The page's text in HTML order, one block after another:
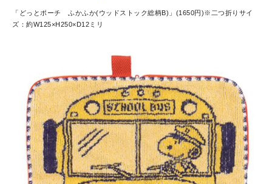
「どっとポーチ ふかふか(ウッドストック総柄B)」(1650円)※二つ折りサイ
ズ：約W125×H250×D12ミリ